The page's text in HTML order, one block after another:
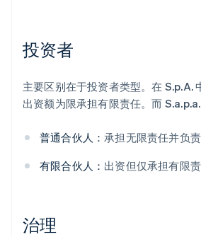
投资者
主要区别在于投资者类型。在 S.p.A.
出资额为限承担有限责任。而
普通合伙人：承担无限责任并负责
有限合伙人： 出资但仅承担有限责
治理